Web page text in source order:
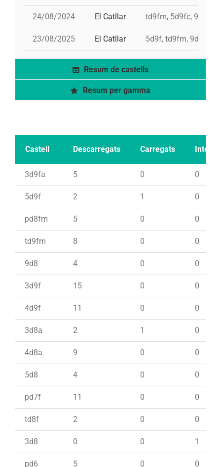
24/08/2024 El Catllar td9fm, 5d9fc, 9d8,
23/08/2025 El Catllar 5d9f, td9fm, 9d8,
Resum de castells
Resum per gamma
Castell Descarregats Carregats Intents
3d9fa 5 0 0
5d9f 2 1 0
pd8fm 5 0 0
td9fm 8 0 0
9d8 4 0 0
3d9f 15 0 0
4d9f 11 0 0
3d8a 2 1 0
4d8a 9 0 0
5d8 4 0 0
pd7f 11 0 0
td8f 2 0 0
3d8 0 0 1
pd6 5 0 0